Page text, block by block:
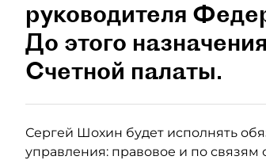
руководителя
До этого
Счетной палаты.
Сергей Шохин будет исполнять
управления: правовое и по связям